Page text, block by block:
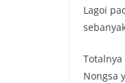
Lagoi
Nongsa